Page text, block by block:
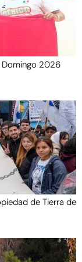
Domingo 2026
de Tierra de